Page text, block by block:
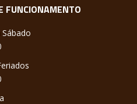
FUNCIONAMENTO